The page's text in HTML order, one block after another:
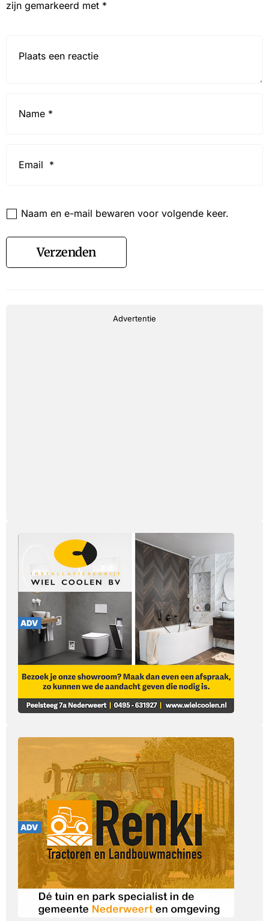
zijn gemarkeerd met *
Naam en e-mail bewaren voor volgende keer.
Verzenden
Advertentie